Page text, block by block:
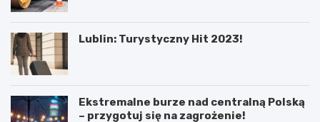
Lublin: Turystyczny Hit 2023!
Ekstremalne burze nad centralną Polską
– przygotuj się na zagrożenie!